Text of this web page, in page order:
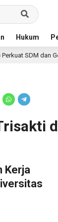
Hukum
Kerja